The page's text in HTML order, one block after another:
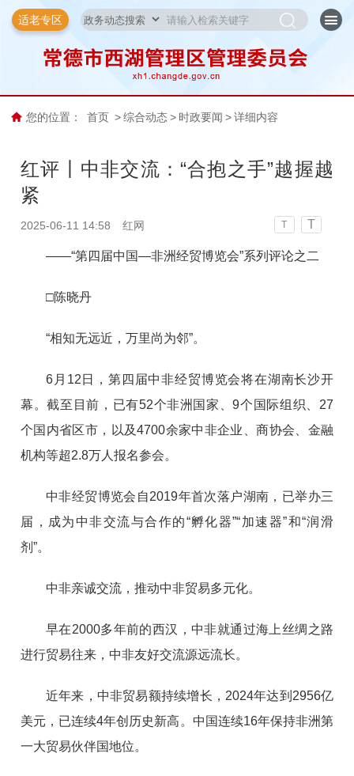
适老专区
您的位置： 首页 > 综合动态 > 时政要闻 > 详细内容
红评丨中非交流：“合抱之手”越握越
紧
2025-06-11 14:58 红网 T T
——“第四届中国—非洲经贸博览会”系列评论之二
□陈晓丹
“相知无远近，万里尚为邻”。
6月12日，第四届中非经贸博览会将在湖南长沙开
幕。截至目前，已有52个非洲国家、9个国际组织、27
个国内省区市，以及4700余家中非企业、商协会、金融
机构等超2.8万人报名参会。
中非经贸博览会自2019年首次落户湖南，已举办三
届，成为中非交流与合作的“孵化器”“加速器”和“润滑
剂”。
中非亲诚交流，推动中非贸易多元化。
早在2000多年前的西汉，中非就通过海上丝绸之路
进行贸易往来，中非友好交流源远流长。
近年来，中非贸易额持续增长，2024年达到2956亿
美元，已连续4年创历史新高。中国连续16年保持非洲第
一大贸易伙伴国地位。